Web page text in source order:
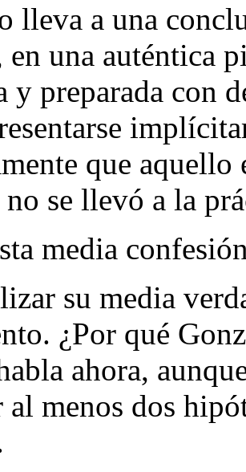
lleva a una
en una auténtica
y preparada con
que
no se llevó a la
media
su media
¿Por qué
ahora,
menos dos